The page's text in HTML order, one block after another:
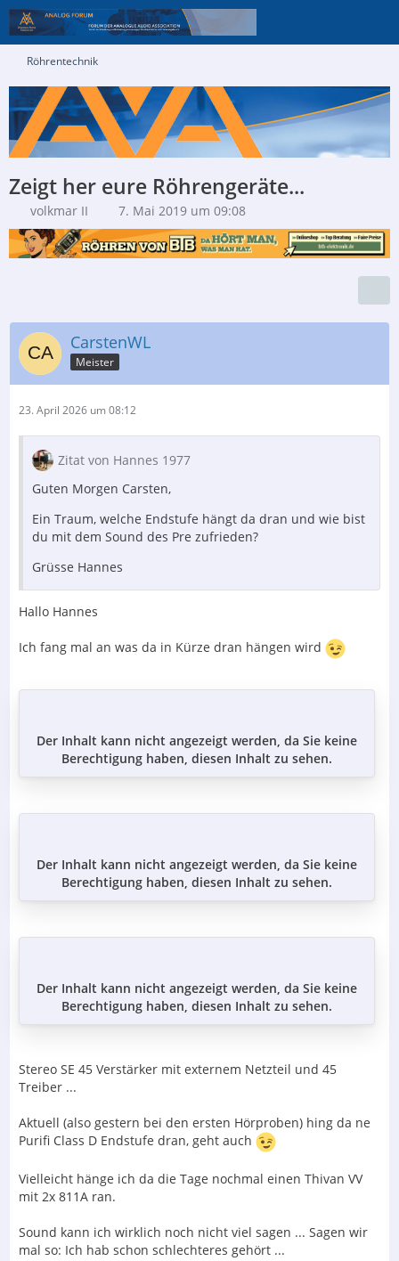
Röhrentechnik
Zeigt her eure Röhrengeräte...
volkmar II 7. Mai 2019 um 09:08
CarstenWL
Meister
23. April 2026 um 08:12
Zitat von Hannes 1977
Guten Morgen Carsten,
Ein Traum, welche Endstufe hängt da dran und wie bist
du mit dem Sound des Pre zufrieden?
Grüsse Hannes
Hallo Hannes
Ich fang mal an was da in Kürze dran hängen wird
Der Inhalt kann nicht angezeigt werden, da Sie keine
Berechtigung haben, diesen Inhalt zu sehen.
Der Inhalt kann nicht angezeigt werden, da Sie keine
Berechtigung haben, diesen Inhalt zu sehen.
Der Inhalt kann nicht angezeigt werden, da Sie keine
Berechtigung haben, diesen Inhalt zu sehen.
Stereo SE 45 Verstärker mit externem Netzteil und 45
Treiber ...
Aktuell (also gestern bei den ersten Hörproben) hing da ne
Purifi Class D Endstufe dran, geht auch
Vielleicht hänge ich da die Tage nochmal einen Thivan VV
mit 2x 811A ran.
Sound kann ich wirklich noch nicht viel sagen ... Sagen wir
mal so: Ich hab schon schlechteres gehört ...